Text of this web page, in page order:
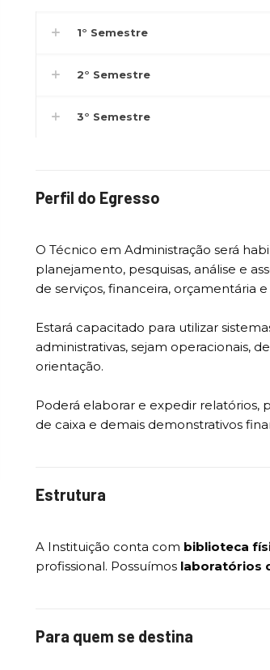
1° Semestre
2° Semestre
3° Semestre
Perfil do Egresso
O Técnico em Administração será
planejamento, pesquisas, análise e
de serviços, financeira, orçamentária
Estará capacitado para utilizar
administrativas, sejam operacionais,
orientação.
Poderá elaborar e expedir relatórios,
de caixa e demais demonstrativos
Estrutura
A Instituição conta com biblioteca
profissional. Possuímos laboratórios
Para quem se destina